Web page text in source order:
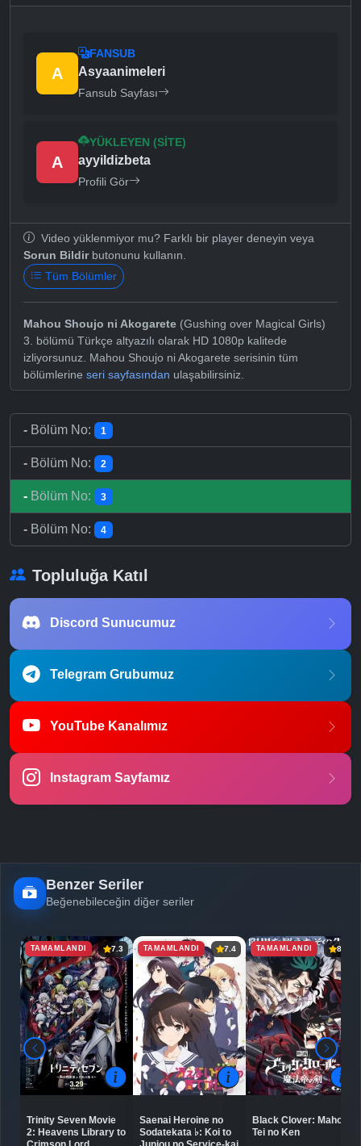
A
FANSUB
Asyaanimeleri
Fansub Sayfası
A
YÜKLEYEN (SITE)
ayyildizbeta
Profili Gör
Video yüklenmiyor mu? Farklı bir player deneyin veya
Sorun Bildirbutonunu kullanın.
Tüm Bölümler
Mahou Shoujo ni Akogarete (Gushing over Magical Girls)
3. bölümü Türkçe altyazılı olarak HD 1080p kalitede
izliyorsunuz. Mahou Shoujo ni Akogarete serisinin tüm
bölümlerine seri sayfasından ulaşabilirsiniz.
- Bölüm No: 1
- Bölüm No: 2
- Bölüm No: 3
- Bölüm No: 4
Topluluğa Katıl
Discord Sunucumuz
Telegram Grubumuz
YouTube Kanalımız
Instagram Sayfamız
Benzer Seriler
Beğenebileceğin diğer seriler
TAMAMLANDI 7.3
Trinity Seven Movie
2: Heavens Library to
TAMAMLANDI 7.4
Saenai Heroine no
Sodatekata ♭: Koi to
TAMAMLANDI 8.0
Black Clover: Mahou
Tei no Ken